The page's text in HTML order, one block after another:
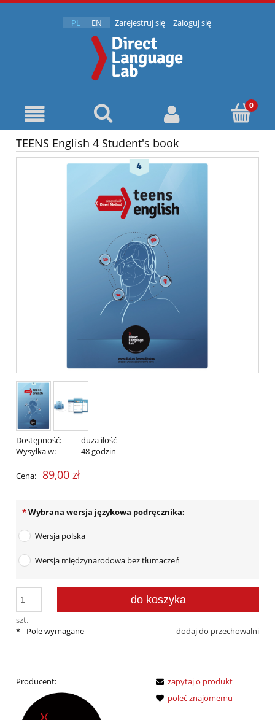
PL EN Zarejestruj się Zaloguj się
TEENS English 4 Student's book
Dostępność:
duża ilość
Wysyłka w:
48 godzin
Cena: 89,00 zł
*Wybrana wersja językowa podręcznika:
Wersja polska
Wersja międzynarodowa bez tłumaczeń
szt.
do koszyka
dodaj do przechowalni
*- Pole wymagane
Producent:
zapytaj o produkt
poleć znajomemu